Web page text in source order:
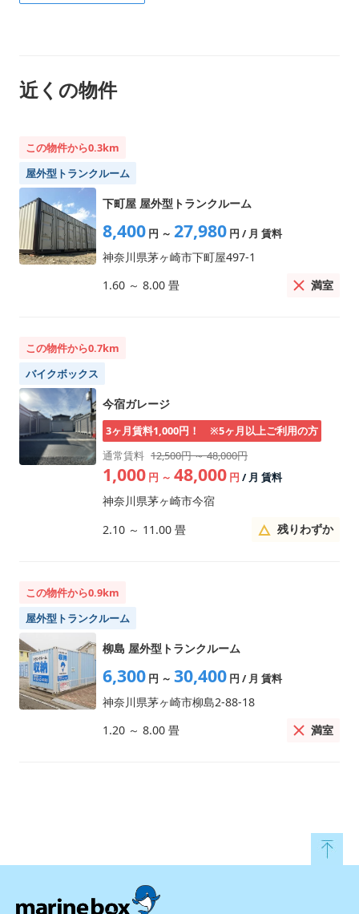
近くの物件
この物件から0.3km
屋外型トランクルーム
下町屋 屋外型トランクルーム
8,400 円 ～ 27,980 円 / 月 賃料
神奈川県茅ヶ崎市下町屋497-1
1.60 ～ 8.00 畳 満室
この物件から0.7km
バイクボックス
今宿ガレージ
3ヶ月賃料1,000円！ ※5ヶ月以上ご利用の方
通常賃料 12,500円 ～ 48,000円
1,000 円 ～ 48,000 円 / 月 賃料
神奈川県茅ヶ崎市今宿
2.10 ～ 11.00 畳 残りわずか
この物件から0.9km
屋外型トランクルーム
柳島 屋外型トランクルーム
6,300 円 ～ 30,400 円 / 月 賃料
神奈川県茅ヶ崎市柳島2-88-18
1.20 ～ 8.00 畳 満室